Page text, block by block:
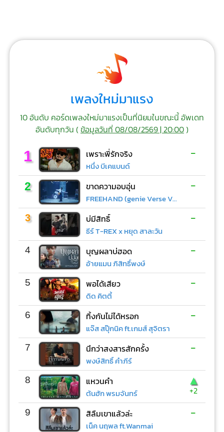
เพลงใหม่มาแรง
10 อันดับ คอร์ดเพลงใหม่มาแรงเป็นที่นิยมในขณะนี้ อัพเดท
อันดับทุกวัน (ข้อมูลวันที่ 08/08/2569 | 20:00)
1 เพราะพี่รักจริง
หนึ่ง บีเคแบนด์
-
2 ขาดความอบอุ่น
FREEHAND (genie Verse Vol.1)
-
3 บ่มีสิทธิ์
ธีร์ T-REX x หยุด สาละวัน
-
4 บุญผลาบ่ฮอด
อ้ายแมน ภิสิทธิ์พงษ์
-
5 พอได้เสียว
ดิด คิตตี้
-
6 ทิ้งกันไม่ได้หรอก
แจ๊ส สปุ๊กนิค ft.เกมส์ สุจิตรา
-
7 นึกว่าสงสารสักครั้ง
พงษ์สิทธิ์ คำภีร์
-
8 แหวนคำ
ต้นฮัก พรมจันทร์
▲
+2
9 สิลืมเขาแล้วล่ะ
เน็ค นฤพล ft.Wanmai
-